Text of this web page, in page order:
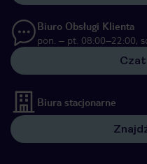
Biuro Obsługi Klienta
pon. – pt. 08:00–22:00,
Czat
Biura stacjonarne